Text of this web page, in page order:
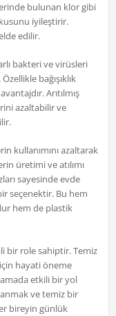
bulunan klor gibi
iyileştirir.
edilir.
bakteri ve virüsleri
bağışıklık
Arıtılmış
azaltabilir ve
kullanımını azaltarak
üretimi ve atılımı
sayesinde evde
seçenektir. Bu hem
hem de plastik
bir role sahiptir. Temiz
hayati öneme
etkili bir yol
ve temiz bir
bireyin günlük